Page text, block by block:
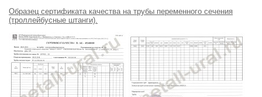
Образец сертификата качества на трубы переменного сечения
(троллейбусные штанги).